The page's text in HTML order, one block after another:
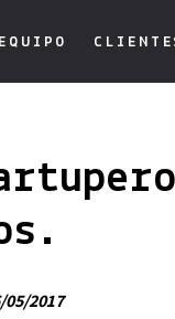
EQUIPO
05/2017